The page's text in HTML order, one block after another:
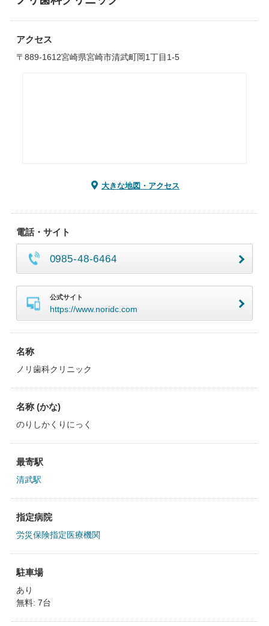
アクセス
〒889-1612宮崎県宮崎市清武町岡1丁目1-5
大きな地図・アクセス
電話・サイト
0985-48-6464
公式サイト
https://www.noridc.com
名称
ノリ歯科クリニック
名称 (かな)
のりしかくりにっく
最寄駅
清武駅
指定病院
労災保険指定医療機関
駐車場
あり
無料: 7台